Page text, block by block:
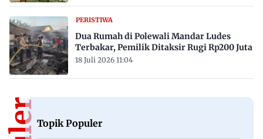
PERISTIWA
Dua Rumah di Polewali Mandar Ludes
Terbakar, Pemilik Ditaksir Rugi Rp200 Juta
18 Juli 2026 11:04
Topik Populer